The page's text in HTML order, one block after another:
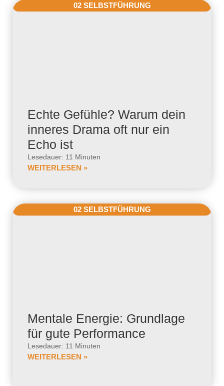
02 SELBSTFÜHRUNG
Echte Gefühle? Warum dein
inneres Drama oft nur ein
Echo ist
Lesedauer: 11 Minuten
WEITERLESEN »
02 SELBSTFÜHRUNG
Mentale Energie: Grundlage
für gute Performance
Lesedauer: 11 Minuten
WEITERLESEN »